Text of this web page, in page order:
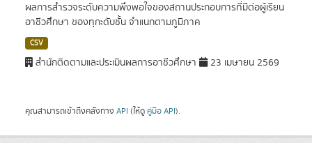
ผลการสำรวจระดับความพึงพอใจของสถานประกอบการที่มีต่อผู้เรียน
อาชีวศึกษา ของทุกะดับชั้น จำแนกตามภูมิภาค
CSV
สำนักติดตามและประเมินผลการอาชีวศึกษา 23 เมษายน 2569
คุณสามารถเข้าถึงคลังทาง API (ให้ดู คู่มือ API).